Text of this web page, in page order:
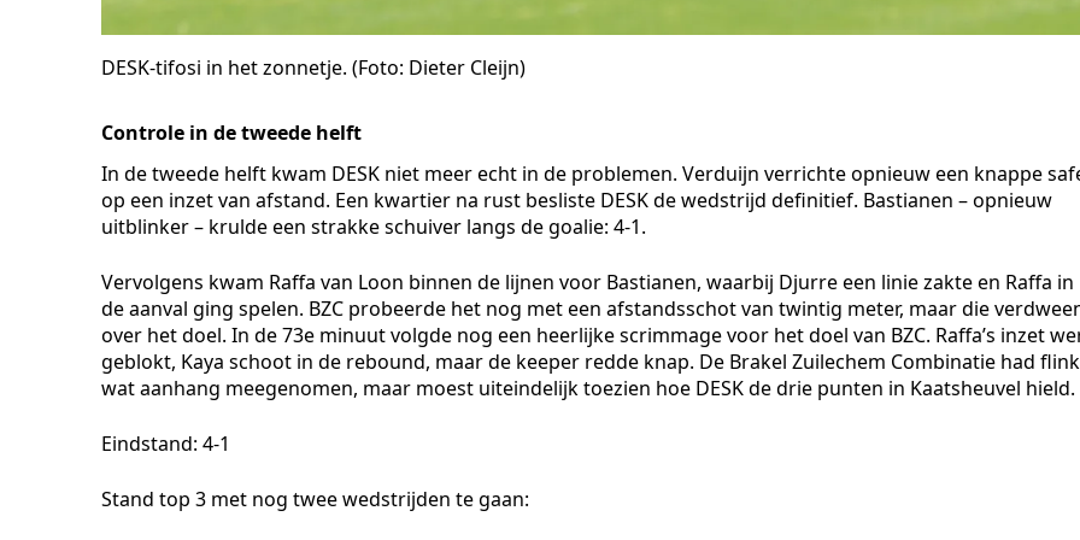
DESK-tifosi in het zonnetje. (Foto: Dieter Cleijn)
Controle in de tweede helft
In de tweede helft kwam DESK niet meer echt in de problemen. Verduijn verrichte opnieuw een knappe
op een inzet van afstand. Een kwartier na rust besliste DESK de wedstrijd definitief. Bastianen – opnieuw
uitblinker – krulde een strakke schuiver langs de goalie: 4-1.
Vervolgens kwam Raffa van Loon binnen de lijnen voor Bastianen, waarbij Djurre een linie zakte en Raffa in
de aanval ging spelen. BZC probeerde het nog met een afstandsschot van twintig meter, maar die
over het doel. In de 73e minuut volgde nog een heerlijke scrimmage voor het doel van BZC. Raffa’s inzet
geblokt, Kaya schoot in de rebound, maar de keeper redde knap. De Brakel Zuilechem Combinatie had flink
wat aanhang meegenomen, maar moest uiteindelijk toezien hoe DESK de drie punten in Kaatsheuvel hield.
Eindstand: 4-1
Stand top 3 met nog twee wedstrijden te gaan: